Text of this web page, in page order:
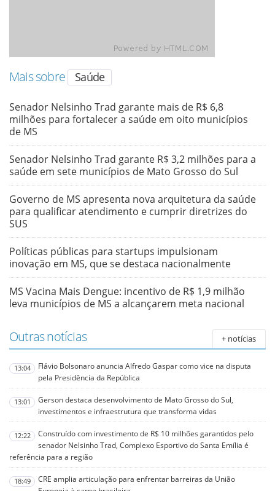
Mais sobre Saúde
Senador Nelsinho Trad garante mais de R$ 6,8
milhões para fortalecer a saúde em oito municípios
de MS
Senador Nelsinho Trad garante R$ 3,2 milhões para a
saúde em sete municípios de Mato Grosso do Sul
Governo de MS apresenta nova arquitetura da saúde
para qualificar atendimento e cumprir diretrizes do
SUS
Políticas públicas para startups impulsionam
inovação em MS, que se destaca nacionalmente
MS Vacina Mais Dengue: incentivo de R$ 1,9 milhão
leva municípios de MS a alcançarem meta nacional
Outras notícias + notícias
13:04
Flávio Bolsonaro anuncia Alfredo Gaspar como vice na disputa
pela Presidência da República
13:01
Gerson destaca desenvolvimento de Mato Grosso do Sul,
investimentos e infraestrutura que transforma vidas
12:22
Construído com investimento de R$ 10 milhões garantidos pelo
senador Nelsinho Trad, Complexo Esportivo do Santa Emília é
referência para a região
18:49
CRE amplia articulação para enfrentar barreiras da União